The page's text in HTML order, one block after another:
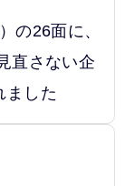
の26面に、
直さない企
ました